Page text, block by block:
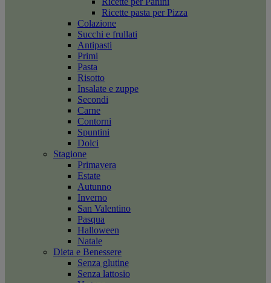
Ricette pasta per Pizza
Colazione
Succhi e frullati
Antipasti
Primi
Pasta
Risotto
Insalate e zuppe
Secondi
Carne
Contorni
Spuntini
Dolci
Stagione
Primavera
Estate
Autunno
Inverno
San Valentino
Pasqua
Halloween
Natale
Dieta e Benessere
Senza glutine
Senza lattosio